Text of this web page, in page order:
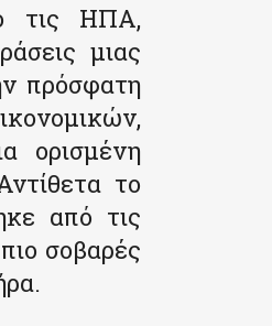
τις ΗΠΑ,
μιας
πρόσφατη
ορισμένη
το
από τις
σοβαρές